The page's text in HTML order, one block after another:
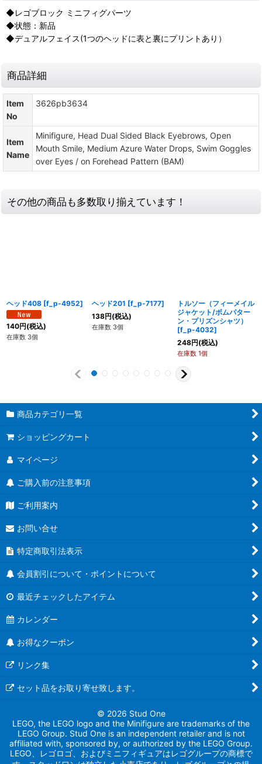
◆レゴブロック ミニフィグパーツ
◆状態：新品
◆デュアルフェイス(1つのヘッドに表と裏にプリントあり）
商品詳細
Item
No
3626pb3634
Item
Name
Minifigure, Head Dual Sided Black Eyebrows, Open
Mouth Smile, Medium Azure Water Drops, Swim Goggles
over Eyes / on Forehead Pattern (BAM)
その他の商品も多数取り揃えています！
ヘッド408 [f_p-4952]
140円(税込)
在庫数 3個
ヘッド201 [f_p-7177]
138円(税込)
在庫数 3個
トルソー（フィーメイル
ジャケット/ボムパター
ン・プリズンシャツ）
[f_p-4032]
248円(税込)
在庫数 1個
商品カテゴリ一覧
ショッピングカート
マイページ
ご購入前の注意事項
ご利用案内
お問い合せ
特定商取引法表示
会員割引について・ポイントについて
最近チェックしたアイテム
カレンダー
お得なクーポン
リンク集
セット品をお取り寄せ致します。
© 2026 Stud One
LEGO, the LEGO logo and the Minifigure are trademarks of the
LEGO Group. Stud One is an independent retailer and is not
affiliated with, sponsored by, or authorized by the LEGO Group.
LEGO、レゴロゴ、およびミニフィギュアはレゴグループの商標で